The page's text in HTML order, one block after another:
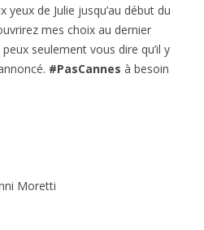
de Julie jusqu’au début du
mes choix au dernier
seulement vous dire qu’il y
#PasCannes à besoin
Moretti